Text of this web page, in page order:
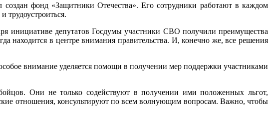
фонд «Защитники Отечества». Его сотрудники работают в каждом
трудоустроиться.
инициативе депутатов Госдумы участники СВО получили преимущества
в центре внимания правительства. И, конечно же, все решения
внимание уделяется помощи в получении мер поддержки участниками
Они не только содействуют в получении ими положенных льгот,
отношения, консультируют по всем волнующим вопросам. Важно, чтобы